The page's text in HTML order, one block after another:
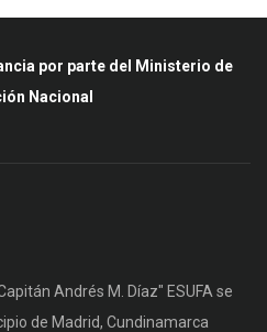
por parte del Ministerio de
Nacional
Andrés M. Díaz" ESUFA se
de Madrid, Cundinamarca